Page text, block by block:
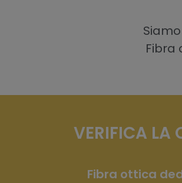
Fibra
VERIFICA LA
Fibra ottica